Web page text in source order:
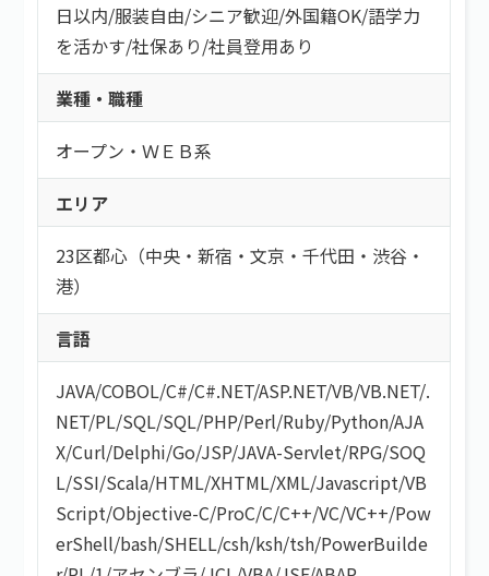
日以内/服装自由/シニア歓迎/外国籍OK/語学力
を活かす/社保あり/社員登用あり
業種・職種
オープン・ＷＥＢ系
エリア
23区都心（中央・新宿・文京・千代田・渋谷・
港）
言語
JAVA/COBOL/C#/C#.NET/ASP.NET/VB/VB.NET/.
NET/PL/SQL/SQL/PHP/Perl/Ruby/Python/AJA
X/Curl/Delphi/Go/JSP/JAVA-Servlet/RPG/SOQ
L/SSI/Scala/HTML/XHTML/XML/Javascript/VB
Script/Objective-C/ProC/C/C++/VC/VC++/Pow
erShell/bash/SHELL/csh/ksh/tsh/PowerBuilde